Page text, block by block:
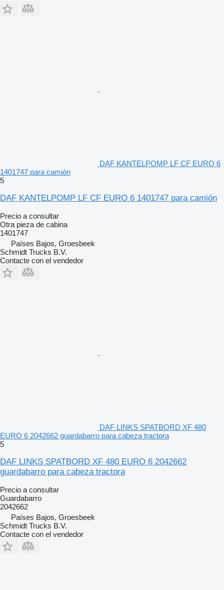
DAF KANTELPOMP LF CF EURO 6
1401747 para camión
5
DAF KANTELPOMP LF CF EURO 6 1401747 para camión
Precio a consultar
Otra pieza de cabina
1401747
Países Bajos, Groesbeek
Schmidt Trucks B.V.
Contacte con el vendedor
DAF LINKS SPATBORD XF 480
EURO 6 2042662 guardabarro para cabeza tractora
5
DAF LINKS SPATBORD XF 480 EURO 6 2042662
guardabarro para cabeza tractora
Precio a consultar
Guardabarro
2042662
Países Bajos, Groesbeek
Schmidt Trucks B.V.
Contacte con el vendedor